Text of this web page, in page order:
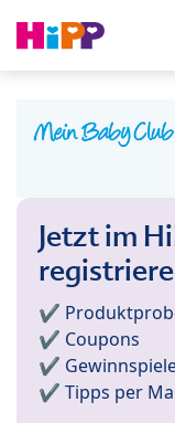
Jetzt im
✔️
✔️ Coupons
✔️
✔️ Tipps per